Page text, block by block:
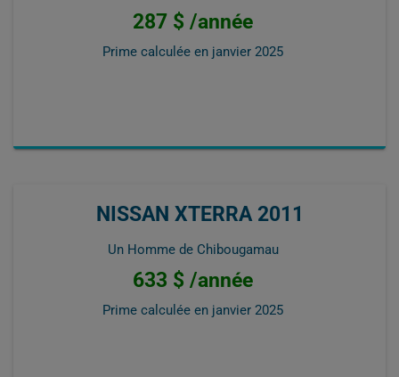
287 $ /année
Prime calculée en janvier 2025
NISSAN XTERRA 2011
Un Homme de Chibougamau
633 $ /année
Prime calculée en janvier 2025